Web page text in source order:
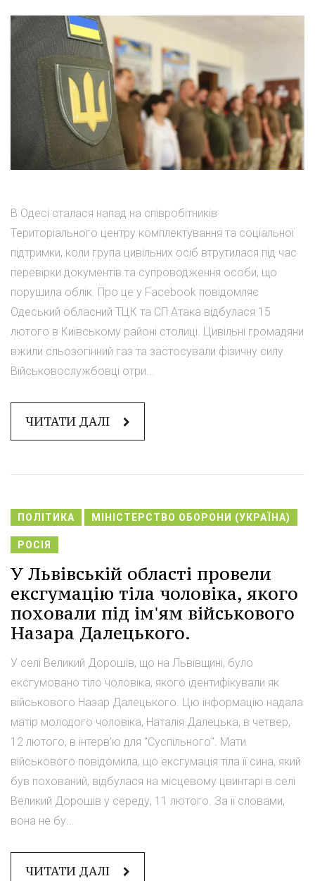
В Одесі сталася напад на співробітників
Територіального центру комплектування та соціальної
підтримки, коли група цивільних осіб втрутилася під час
перевірки документів та супроводження особи, що
порушила облік. Про це у Facebook повідомляє
Одеський обласний ТЦК та СП Атака відбулася 15
лютого в Київському районі столиці. Цивільні громадяни
вжили сльозогінний газ та застосували фізичну силу.
Військовослужбовці отри...
ЧИТАТИ ДАЛІ
ПОЛІТИКА МІНІСТЕРСТВО ОБОРОНИ (УКРАЇНА)
РОСІЯ
У Львівській області провели
ексгумацію тіла чоловіка, якого
поховали під ім'ям військового
Назара Далецького.
У селі Великий Дорошів, що на Львівщині, було
ексгумовано тіло чоловіка, якого ідентифікували як
військового Назар Далецького. Цю інформацію надала
матір молодого чоловіка, Наталія Далецька, в четвер,
12 лютого, в інтерв'ю для "Суспільного". Мати
військового повідомила, що ексгумація тіла її сина, який
був похований, відбулася на місцевому цвинтарі в селі
Великий Дорошів у середу, 11 лютого. За її словами,
вона не бу...
ЧИТАТИ ДАЛІ